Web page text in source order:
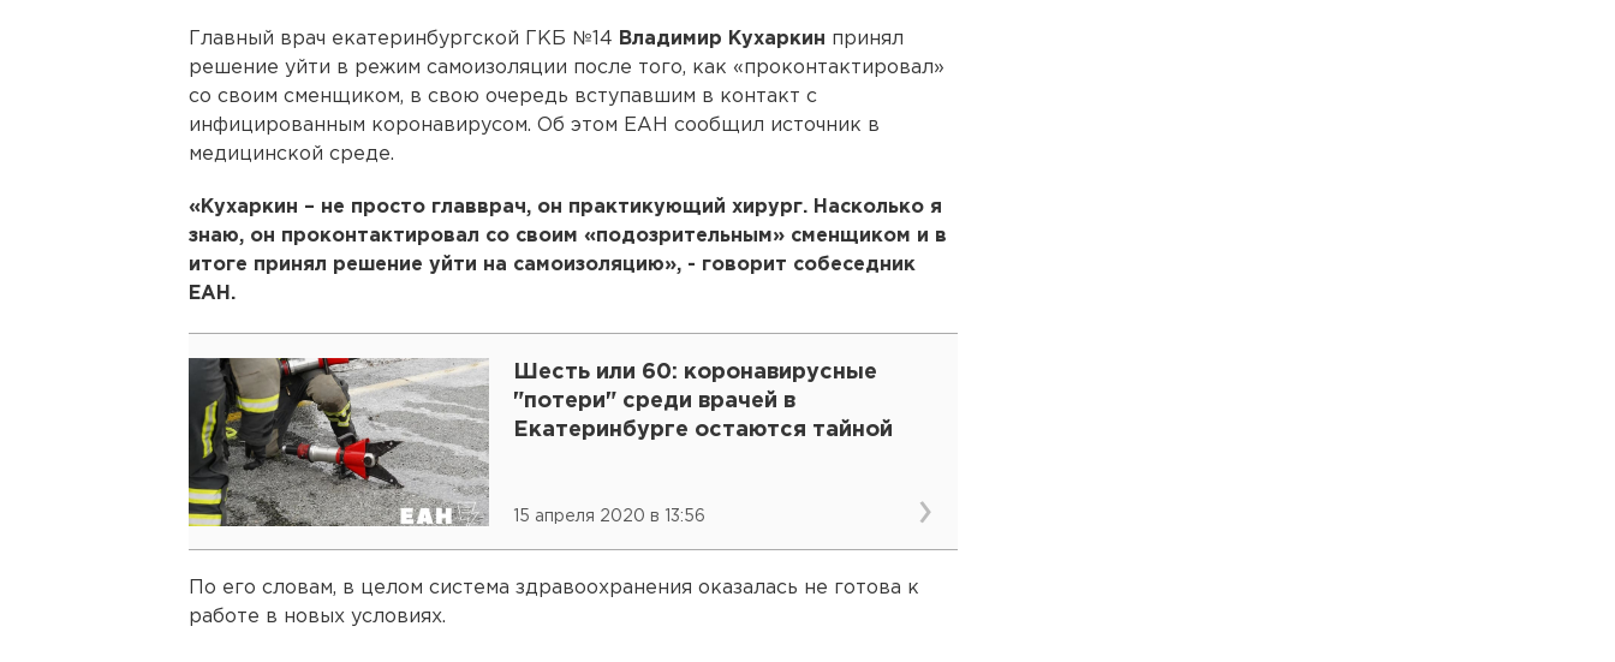
Главный врач екатеринбургской ГКБ №14 Владимир Кухаркин принял
решение уйти в режим самоизоляции после того, как «проконтактировал»
со своим сменщиком, в свою очередь вступавшим в контакт с
инфицированным коронавирусом. Об этом ЕАН сообщил источник в
медицинской среде.
«Кухаркин – не просто главврач, он практикующий хирург. Насколько я
знаю, он проконтактировал со своим «подозрительным» сменщиком и в
итоге принял решение уйти на самоизоляцию», - говорит собеседник
ЕАН.
Шесть или 60: коронавирусные
"потери" среди врачей в
Екатеринбурге остаются тайной
15 апреля 2020 в 13:56
По его словам, в целом система здравоохранения оказалась не готова к
работе в новых условиях.